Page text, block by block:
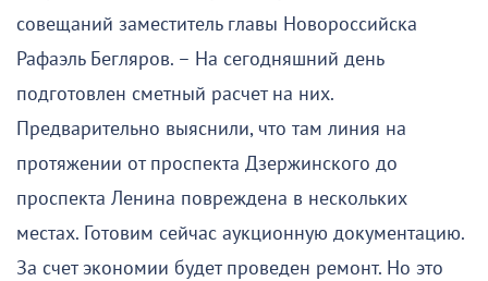
совещаний заместитель главы Новороссийска
Рафаэль Бегляров. – На сегодняшний день
подготовлен сметный расчет на них.
Предварительно выяснили, что там линия на
протяжении от проспекта Дзержинского до
проспекта Ленина повреждена в нескольких
местах. Готовим сейчас аукционную документацию.
За счет экономии будет проведен ремонт. Но это